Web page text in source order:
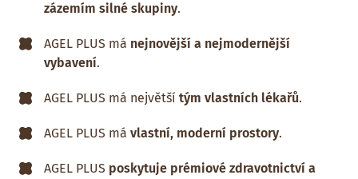
zázemím silné skupiny.
AGEL PLUS má nejnovější a nejmodernější
vybavení.
AGEL PLUS má největší tým vlastních lékařů.
AGEL PLUS má vlastní, moderní prostory.
AGEL PLUS poskytuje prémiové zdravotnictví a